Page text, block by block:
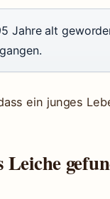
Jahre alt
ein junges